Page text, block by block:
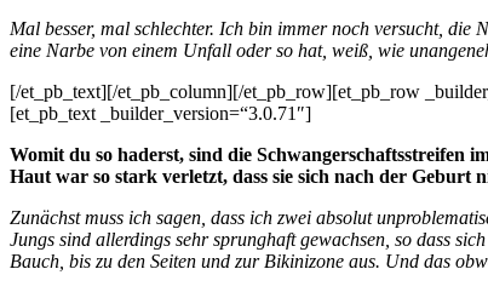
Mal besser, mal schlechter. Ich bin immer noch versucht, die
eine Narbe von einem Unfall oder so hat, weiß, wie
[/et_pb_text][/et_pb_column][/et_pb_row][et_pb_row
[et_pb_text _builder_version=“3.0.71″]
Womit du so haderst, sind die Schwangerschaftsstreifen
Haut war so stark verletzt, dass sie sich nach der
Zunächst muss ich sagen, dass ich zwei absolut
Jungs sind allerdings sehr sprunghaft gewachsen, so dass
Bauch, bis zu den Seiten und zur Bikinizone aus. Und das